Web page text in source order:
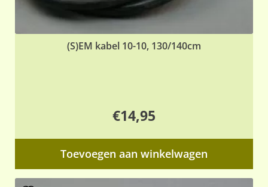
(S)EM kabel 10-10, 130/140cm
€14,95
Toevoegen aan winkelwagen